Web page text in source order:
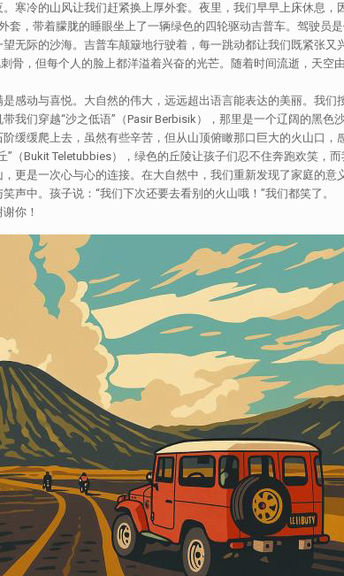
寒冷的山风让我们赶紧换上厚外套。夜里，我们早早上床休息，
套，带着朦胧的睡眼坐上了一辆绿色的四轮驱动吉普车。驾驶员
无际的沙海。吉普车颠簸地行驶着，每一跳动都让我们既紧张又
骨，但每个人的脸上都洋溢着兴奋的光芒。随着时间流逝，天
感动与喜悦。大自然的伟大，远远超出语言能表达的美丽。我们
我们穿越“沙之低语”（Pasir Berbisik），那里是一个辽阔的黑色
缓缓爬上去，虽然有些辛苦，但从山顶俯瞰那口巨大的火山口，
（Bukit Teletubbies），绿色的丘陵让孩子们忍不住奔跑欢笑，
更是一次心与心的连接。在大自然中，我们重新发现了家庭的意
声中。孩子说：“我们下次还要去看别的火山哦！”我们都笑了。
你！